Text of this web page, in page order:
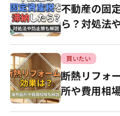
不動産の固
ら？対処法
買いたい
断熱リフォ
所や費用相